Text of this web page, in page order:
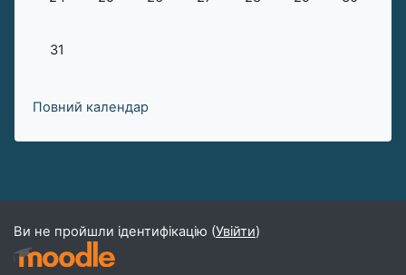
Немає подій, понеділок, 31 серпня
31
Повний календар
Ви не пройшли ідентифікацію (Увійти)